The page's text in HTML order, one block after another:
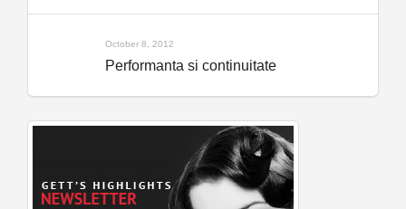
October 8, 2012
Performanta si continuitate